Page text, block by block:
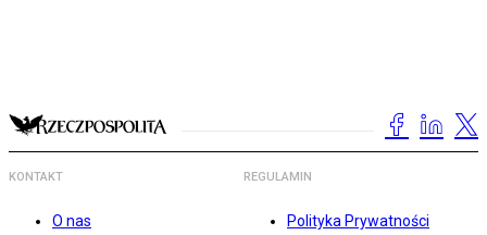
KONTAKT
O nas
REGULAMIN
Polityka Prywatności